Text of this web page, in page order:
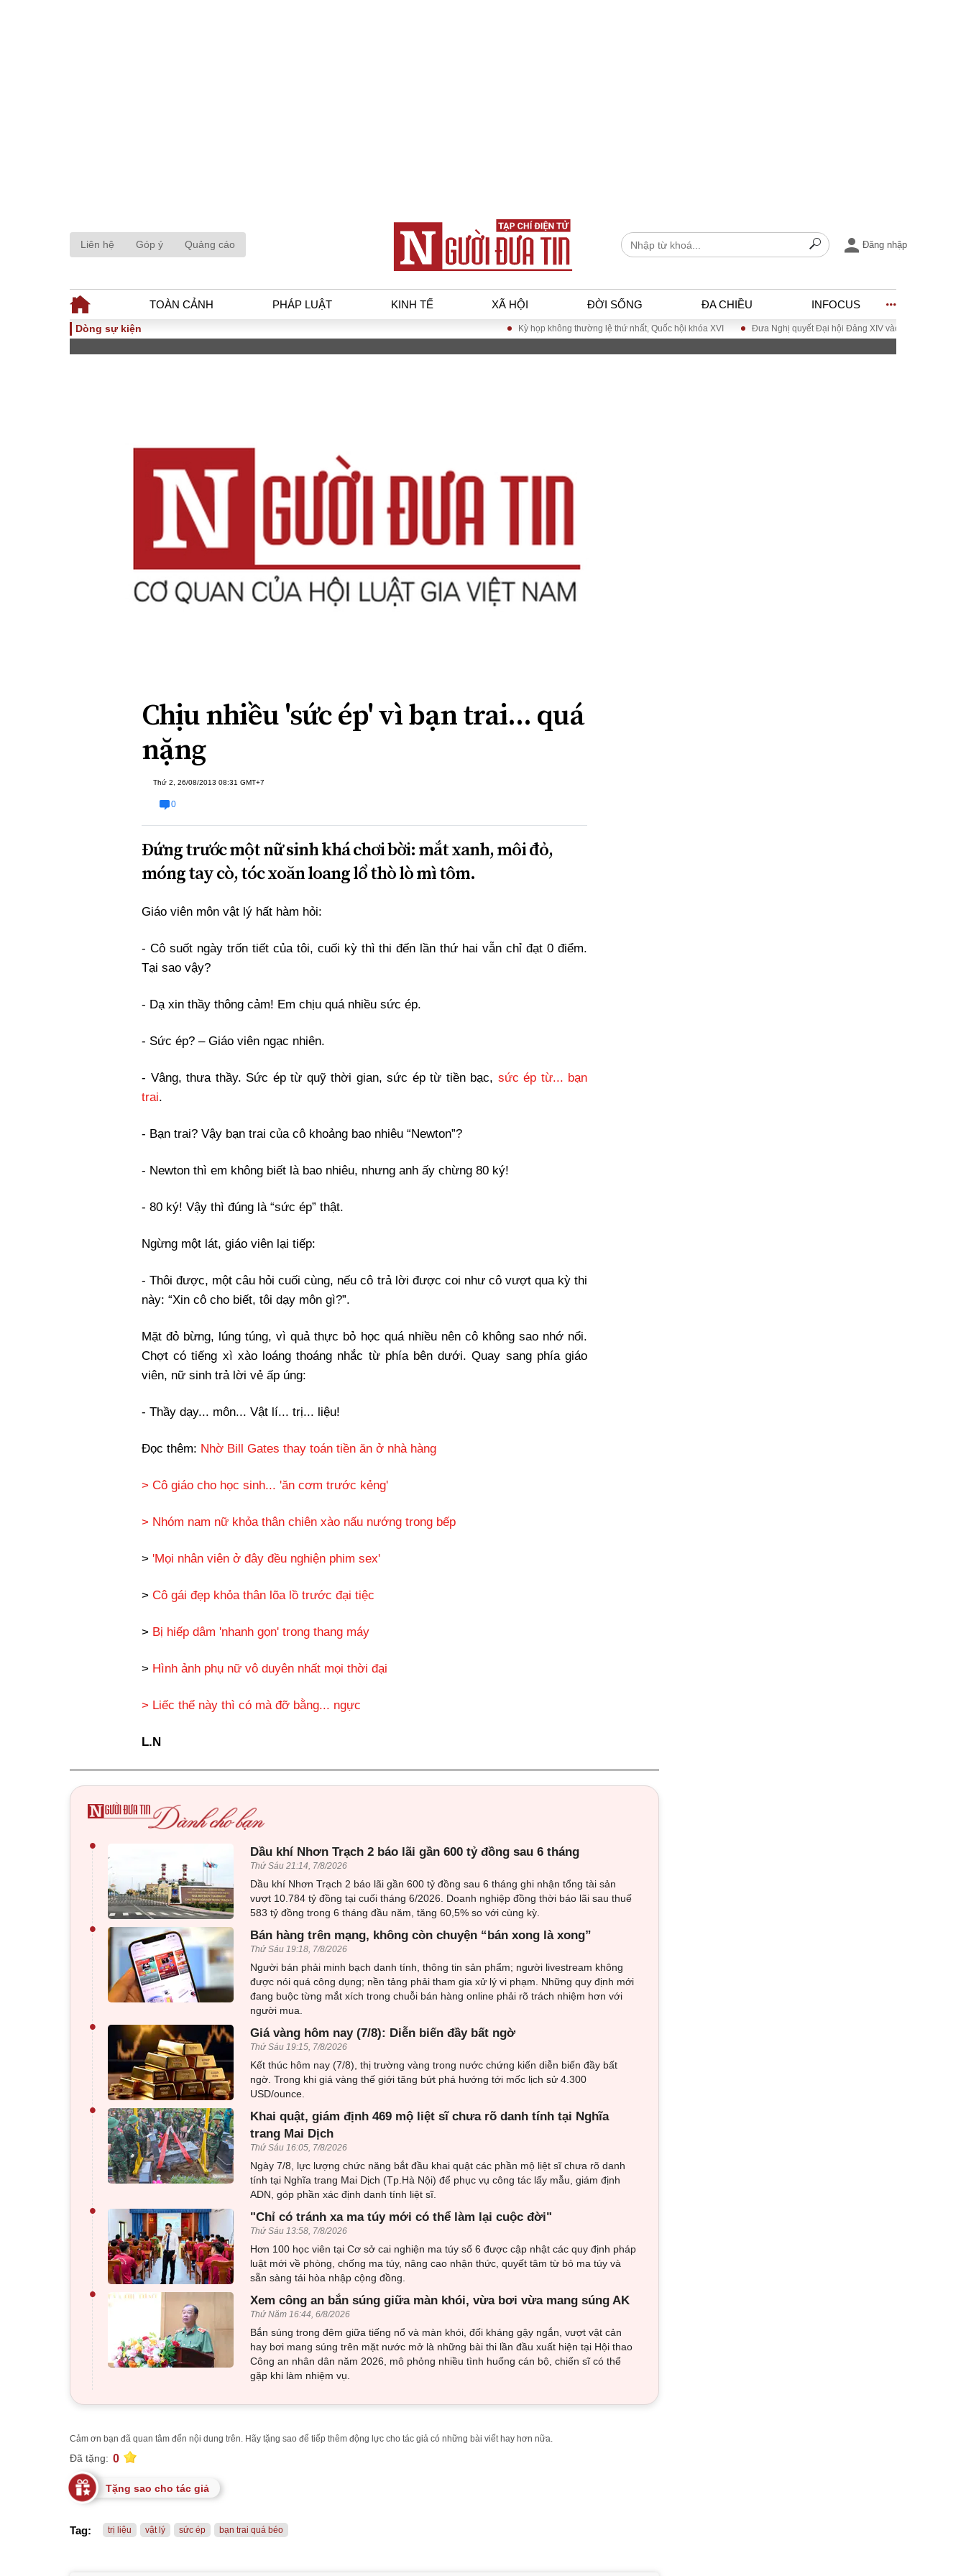
Liên hệ Góp ý Quảng cáo Đăng nhập
TOÀN CẢNH PHÁP LUẬT KINH TẾ XÃ HỘI ĐỜI SỐNG ĐA CHIỀU INFOCUS
TOÀN CẢNH PHÁP LUẬT
Tiếng nói công dân
An ninh - Hình sự
KINH TẾ
nghiệp
Tiêu dùng và dư
luận
Công nghệ
XÃ HỘI ĐỜI SỐNG
ĐA CHIỀU INFOCUS
Dòng sự kiện Kỳ họp không thường lệ thứ nhất, Quốc hội khóa XVI Đưa Nghị quyết Đại hội Đảng XIV vào cuộc sống
Chịu nhiều 'sức ép' vì bạn trai... quá
nặng
Thứ 2, 26/08/2013 08:31 GMT+7
0
Đứng trước một nữ sinh khá chơi bời: mắt xanh, môi đỏ,
móng tay cò, tóc xoăn loang lổ thò lò mì tôm.
Giáo viên môn vật lý hất hàm hỏi:
- Cô suốt ngày trốn tiết của tôi, cuối kỳ thì thi đến lần thứ hai vẫn chỉ đạt 0 điểm.
Tại sao vậy?
- Dạ xin thầy thông cảm! Em chịu quá nhiều sức ép.
- Sức ép? – Giáo viên ngạc nhiên.
- Vâng, thưa thầy. Sức ép từ quỹ thời gian, sức ép từ tiền bạc, sức ép từ... bạn
trai.
- Bạn trai? Vậy bạn trai của cô khoảng bao nhiêu “Newton”?
- Newton thì em không biết là bao nhiêu, nhưng anh ấy chừng 80 ký!
- 80 ký! Vậy thì đúng là “sức ép” thật.
Ngừng một lát, giáo viên lại tiếp:
- Thôi được, một câu hỏi cuối cùng, nếu cô trả lời được coi như cô vượt qua kỳ thi
này: “Xin cô cho biết, tôi dạy môn gì?”.
Mặt đỏ bừng, lúng túng, vì quả thực bỏ học quá nhiều nên cô không sao nhớ nổi.
Chợt có tiếng xì xào loáng thoáng nhắc từ phía bên dưới. Quay sang phía giáo
viên, nữ sinh trả lời vẻ ấp úng:
- Thầy dạy... môn... Vật lí... trị... liệu!
Đọc thêm: Nhờ Bill Gates thay toán tiền ăn ở nhà hàng
> Cô giáo cho học sinh... 'ăn cơm trước kẻng'
> Nhóm nam nữ khỏa thân chiên xào nấu nướng trong bếp
> 'Mọi nhân viên ở đây đều nghiện phim sex'
> Cô gái đẹp khỏa thân lõa lồ trước đại tiệc
> Bị hiếp dâm 'nhanh gọn' trong thang máy
> Hình ảnh phụ nữ vô duyên nhất mọi thời đại
> Liếc thế này thì có mà đỡ bằng... ngực
L.N
• Dầu khí Nhơn Trạch 2 báo lãi gần 600 tỷ đồng sau 6 tháng
Thứ Sáu 21:14, 7/8/2026
Dầu khí Nhơn Trạch 2 báo lãi gần 600 tỷ đồng sau 6 tháng ghi nhận tổng tài sản
vượt 10.784 tỷ đồng tại cuối tháng 6/2026. Doanh nghiệp đồng thời báo lãi sau thuế
583 tỷ đồng trong 6 tháng đầu năm, tăng 60,5% so với cùng kỳ.
• Bán hàng trên mạng, không còn chuyện “bán xong là xong”
Thứ Sáu 19:18, 7/8/2026
Người bán phải minh bạch danh tính, thông tin sản phẩm; người livestream không
được nói quá công dụng; nền tảng phải tham gia xử lý vi phạm. Những quy định mới
đang buộc từng mắt xích trong chuỗi bán hàng online phải rõ trách nhiệm hơn với
người mua.
• Giá vàng hôm nay (7/8): Diễn biến đầy bất ngờ
Thứ Sáu 19:15, 7/8/2026
Kết thúc hôm nay (7/8), thị trường vàng trong nước chứng kiến diễn biến đầy bất
ngờ. Trong khi giá vàng thế giới tăng bứt phá hướng tới mốc lịch sử 4.300
USD/ounce.
•
Khai quật, giám định 469 mộ liệt sĩ chưa rõ danh tính tại Nghĩa
trang Mai Dịch
Thứ Sáu 16:05, 7/8/2026
Ngày 7/8, lực lượng chức năng bắt đầu khai quật các phần mộ liệt sĩ chưa rõ danh
tính tại Nghĩa trang Mai Dịch (Tp.Hà Nội) để phục vụ công tác lấy mẫu, giám định
ADN, góp phần xác định danh tính liệt sĩ.
• "Chỉ có tránh xa ma túy mới có thể làm lại cuộc đời"
Thứ Sáu 13:58, 7/8/2026
Hơn 100 học viên tại Cơ sở cai nghiện ma túy số 6 được cập nhật các quy định pháp
luật mới về phòng, chống ma túy, nâng cao nhận thức, quyết tâm từ bỏ ma túy và
sẵn sàng tái hòa nhập cộng đồng.
• Xem công an bắn súng giữa màn khói, vừa bơi vừa mang súng AK
Thứ Năm 16:44, 6/8/2026
Bắn súng trong đêm giữa tiếng nổ và màn khói, đối kháng gậy ngắn, vượt vật cản
hay bơi mang súng trên mặt nước mở là những bài thi lần đầu xuất hiện tại Hội thao
Công an nhân dân năm 2026, mô phỏng nhiều tình huống cán bộ, chiến sĩ có thể
gặp khi làm nhiệm vụ.
Cảm ơn bạn đã quan tâm đến nội dung trên. Hãy tặng sao để tiếp thêm động lực cho tác giả có những bài viết hay hơn nữa.
Đã tặng: 0
Tặng sao cho tác giả
Tag: trị liệu vật lý sức ép bạn trai quá béo